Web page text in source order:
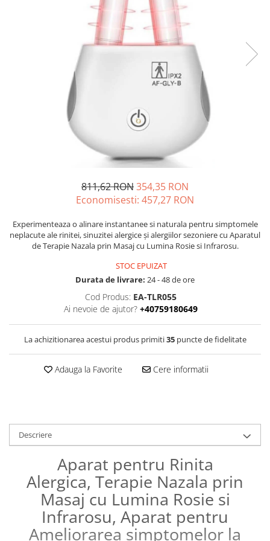
Control Acces & Accesorii
Interfoane Video
Dispozitive Ingrijire Corporala
Echipament Dresaj
Aparate Anti Câini cu Ultrasunete –
Dispozitive Profesionale de
Instrumente Optice
Binocluri Profesionale
Binocluri Night Vision
Monocluri Profesionale
Monocluri Night Vision
Monocluri Optice
Lampi LED Smart
Ortopedie si Orteze
Produse ingrijire personala
Suporturi ortopedice si orteze
811,62 RON354,35 RON
Economisesti: 457,27 RON
Experimenteaza o alinare instantanee si naturala pentru simptomele
neplacute ale rinitei, sinuzitei alergice și alergiilor sezoniere cu Aparatul
de Terapie Nazala prin Masaj cu Lumina Rosie si Infrarosu.
STOC EPUIZAT
Durata de livrare: 24 - 48 de ore
Cod Produs: EA-TLR055
Ai nevoie de ajutor? +40759180649
La achizitionarea acestui produs primiti35puncte de fidelitate
Adauga la Favorite Cere informatii
Descriere
Aparat pentru Rinita
Alergica, Terapie Nazala prin
Masaj cu Lumina Rosie si
Infrarosu, Aparat pentru
Ameliorarea simptomelor la